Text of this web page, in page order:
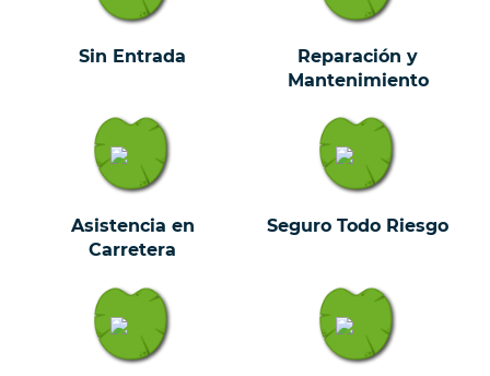
Sin Entrada
Reparación y
Mantenimiento
Asistencia en
Carretera
Seguro Todo Riesgo